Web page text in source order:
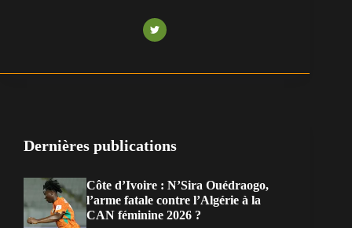
Dernières publications
Côte d’Ivoire : N’Sira Ouédraogo,
l’arme fatale contre l’Algérie à la
CAN féminine 2026 ?